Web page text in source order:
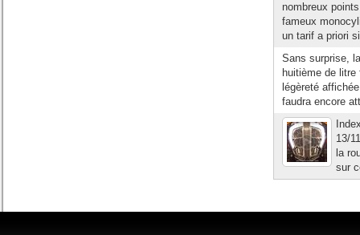
nombreux
fameux
un tarif a priori
Sans surprise,
huitième de
légèreté
faudra encore
13/
la
sur